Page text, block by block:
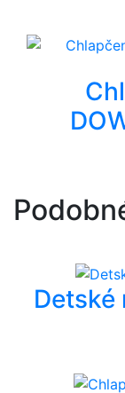
Detské